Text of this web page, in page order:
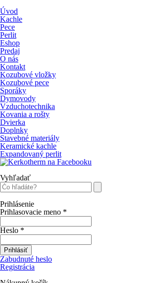
Úvod
Kachle
Pece
Perlit
Eshop
Predaj
O nás
Kontakt
Kozubové vložky
Kozubové pece
Sporáky
Dymovody
Vzduchotechnika
Kovania a rošty
Dvierka
Doplnky
Stavebné materiály
Keramické kachle
Expandovaný perlit
Vyhľadať
Prihlásenie
Prihlasovacie meno *
Heslo *
Prihlásiť
Zabudnuté heslo
Registrácia